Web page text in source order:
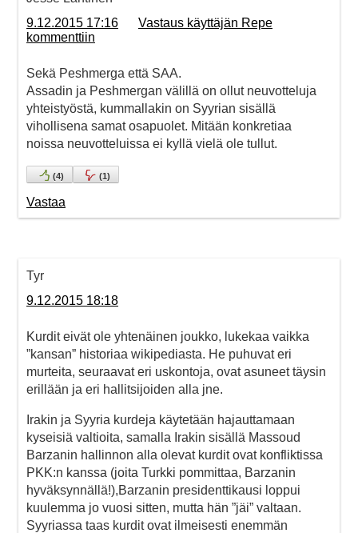
9.12.2015 17:16
Vastaus käyttäjän Repe
kommenttiin
Sekä Peshmerga että SAA.
Assadin ja Peshmergan välillä on ollut neuvotteluja
yhteistyöstä, kummallakin on Syyrian sisällä
vihollisena samat osapuolet. Mitään konkretiaa
noissa neuvotteluissa ei kyllä vielä ole tullut.
(4) (1)
Vastaa
Tyr
9.12.2015 18:18
Kurdit eivät ole yhtenäinen joukko, lukekaa vaikka
”kansan” historiaa wikipediasta. He puhuvat eri
murteita, seuraavat eri uskontoja, ovat asuneet täysin
erillään ja eri hallitsijoiden alla jne.
Irakin ja Syyria kurdeja käytetään hajauttamaan
kyseisiä valtioita, samalla Irakin sisällä Massoud
Barzanin hallinnon alla olevat kurdit ovat konfliktissa
PKK:n kanssa (joita Turkki pommittaa, Barzanin
hyväksynnällä!),Barzanin presidenttikausi loppui
kuulemma jo vuosi sitten, mutta hän ”jäi” valtaan.
Syyriassa taas kurdit ovat ilmeisesti enemmän